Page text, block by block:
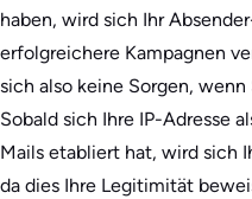
haben, wird sich Ihr
erfolgreichere Kampagnen
sich also keine Sorgen,
Sobald sich Ihre IP-Adresse
Mails etabliert hat, wird sich
da dies Ihre Legitimität